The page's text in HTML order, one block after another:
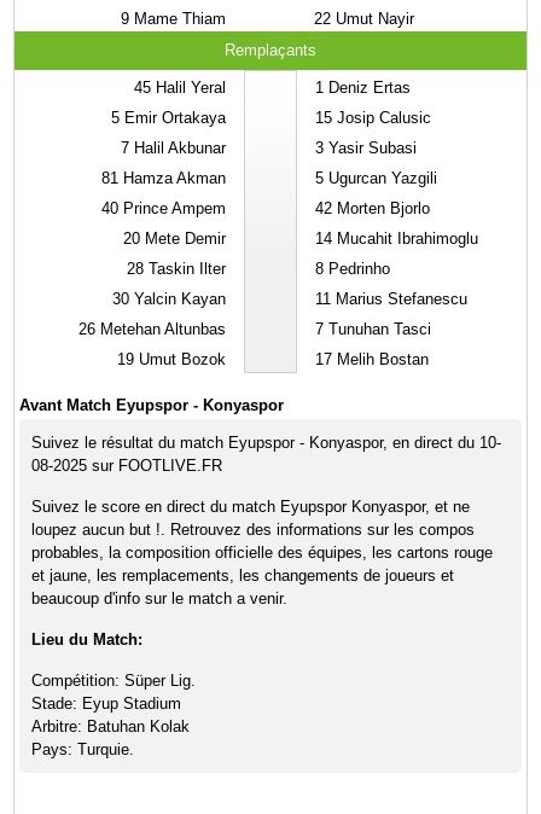
9 Mame Thiam
22 Umut Nayir
Remplaçants
45 Halil Yeral
5 Emir Ortakaya
7 Halil Akbunar
81 Hamza Akman
40 Prince Ampem
20 Mete Demir
28 Taskin Ilter
30 Yalcin Kayan
26 Metehan Altunbas
19 Umut Bozok
1 Deniz Ertas
15 Josip Calusic
3 Yasir Subasi
5 Ugurcan Yazgili
42 Morten Bjorlo
14 Mucahit Ibrahimoglu
8 Pedrinho
11 Marius Stefanescu
7 Tunuhan Tasci
17 Melih Bostan
Avant Match Eyupspor - Konyaspor
Suivez le résultat du match Eyupspor - Konyaspor, en direct du 10-
08-2025 sur FOOTLIVE.FR
Suivez le score en direct du match Eyupspor Konyaspor, et ne
loupez aucun but !. Retrouvez des informations sur les compos
probables, la composition officielle des équipes, les cartons rouge
et jaune, les remplacements, les changements de joueurs et
beaucoup d'info sur le match a venir.
Lieu du Match:
Compétition: Süper Lig.
Stade: Eyup Stadium
Arbitre: Batuhan Kolak
Pays: Turquie.